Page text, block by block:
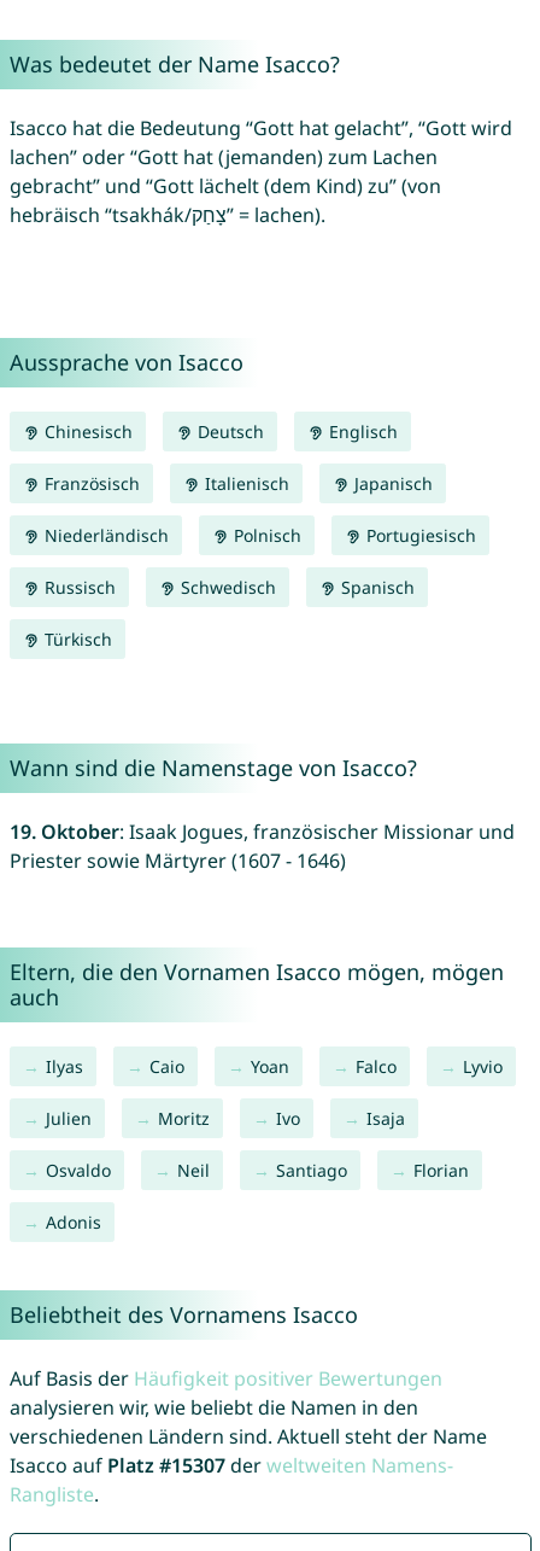
Was bedeutet der Name Isacco?
Isacco hat die Bedeutung “Gott hat gelacht”, “Gott wird
lachen” oder “Gott hat (jemanden) zum Lachen
gebracht” und “Gott lächelt (dem Kind) zu” (von
hebräisch “tsakhák/צָחַק” = lachen).
Aussprache von Isacco
Chinesisch Deutsch Englisch
Französisch Italienisch Japanisch
Niederländisch Polnisch Portugiesisch
Russisch Schwedisch Spanisch
Türkisch
Wann sind die Namenstage von Isacco?
19. Oktober: Isaak Jogues, französischer Missionar und
Priester sowie Märtyrer (1607 - 1646)
Eltern, die den Vornamen Isacco mögen, mögen
auch
Ilyas Caio Yoan Falco Lyvio
Julien Moritz Ivo Isaja
Osvaldo Neil Santiago Florian
Adonis
Beliebtheit des Vornamens Isacco
Auf Basis der Häufigkeit positiver Bewertungen
analysieren wir, wie beliebt die Namen in den
verschiedenen Ländern sind. Aktuell steht der Name
Isacco auf Platz #15307derweltweiten Namens-
Rangliste.